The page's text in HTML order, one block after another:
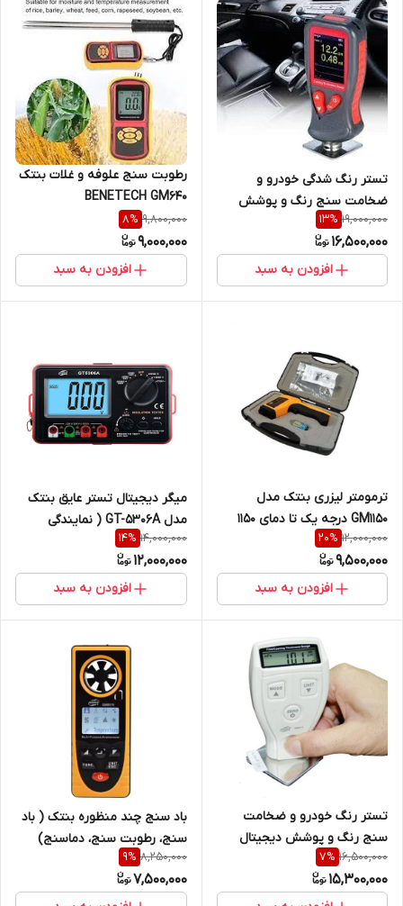
تستر رنگ شدگی خودرو و
ضخامت سنج رنگ و پوشش
نمایندگی اصلی جوش آزما
19,000,000
13%
16,500,000
افزودن به سبد
رطوبت سنج علوفه و غلات بنتک
BENETECH GM640
9,800,000
8%
9,000,000
افزودن به سبد
ترمومتر لیزری بنتک مدل
GM1150 درجه یک تا دمای 1150
درجه سانتی گراد. ( نمایندگی
اصلی جوش آزما تجهیز)
12,000,000
20%
9,500,000
افزودن به سبد
میگر دیجیتال تستر عایق بنتک
مدل GT-5306A ( نمایندگی
اصلی، جوش آزما تجهیز)
14,000,000
14%
12,000,000
افزودن به سبد
تستر رنگ خودرو و ضخامت
سنج رنگ و پوشش دیجیتال
اصلی جوش آزما تجهیز )
16,500,000
7%
15,300,000
باد سنج چند منظوره بنتک ( باد
سنج، رطوبت سنج، دماسنج)
مدل GM8910 ( نمایندگی اصلی
بنتک جوش آزما تجهیز)
8,250,000
9%
7,500,000